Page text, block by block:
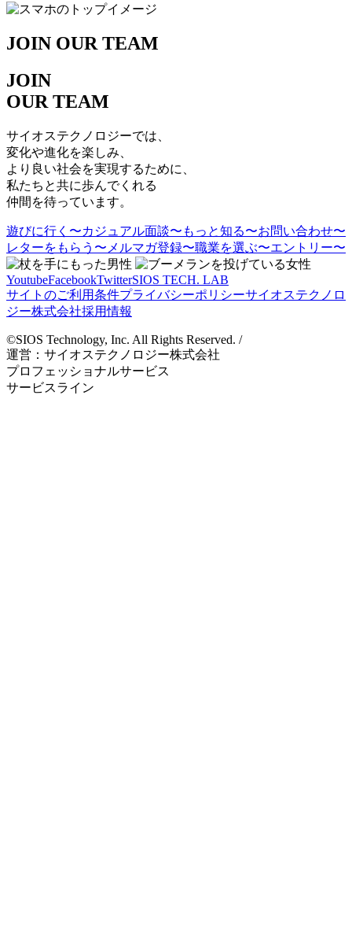
JOIN OUR TEAM
JOIN
OUR TEAM
サイオステクノロジーでは、
変化や進化を楽しみ、
より良い社会を実現するために、
私たちと共に歩んでくれる
仲間を待っています。
遊びに行く 〜カジュアル面談〜 もっと知る〜お問い合わせ〜
レターをもらう 〜メルマガ登録〜職業を選ぶ〜エントリー〜
YoutubeFacebookTwitterSIOS TECH. LAB
サイトのご利用条件プライバシーポリシーサイオステクノロ
ジー株式会社採用情報
©SIOS Technology, Inc. All Rights Reserved. /
運営：サイオステクノロジー株式会社
プロフェッショナルサービス
サービスライン